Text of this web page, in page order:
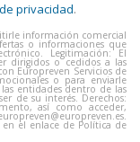
privacidad.
información comercial
o informaciones que
Legitimación: El
dirigidos o cedidos a las
Europreven Servicios de
o para enviarle
entidades dentro de las
de su interés. Derechos:
así como acceder,
.
el enlace de Política de